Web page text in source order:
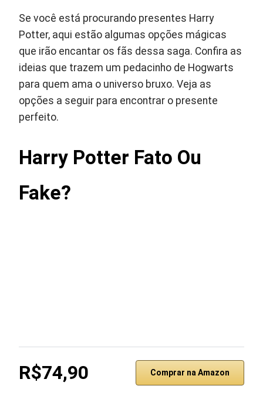
Se você está procurando presentes Harry
Potter, aqui estão algumas opções mágicas
que irão encantar os fãs dessa saga. Confira as
ideias que trazem um pedacinho de Hogwarts
para quem ama o universo bruxo. Veja as
opções a seguir para encontrar o presente
perfeito.
Harry Potter Fato Ou
Fake?
R$74,90 Comprar na Amazon